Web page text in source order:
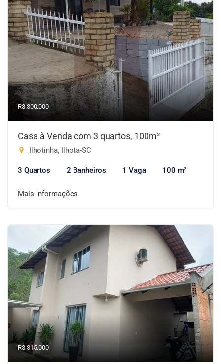
R$ 300.000
Casa à Venda com 3 quartos, 100m²
Ilhotinha, Ilhota-SC
3 Quartos 2 Banheiros 1 Vaga 100 m²
Mais informações
R$ 315.000